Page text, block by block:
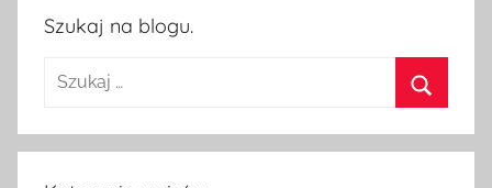
Szukaj na blogu.
Szukaj: